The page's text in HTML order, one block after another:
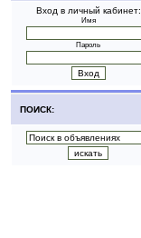
Вход в личный кабинет:
Имя
Пароль
ПОИСК: